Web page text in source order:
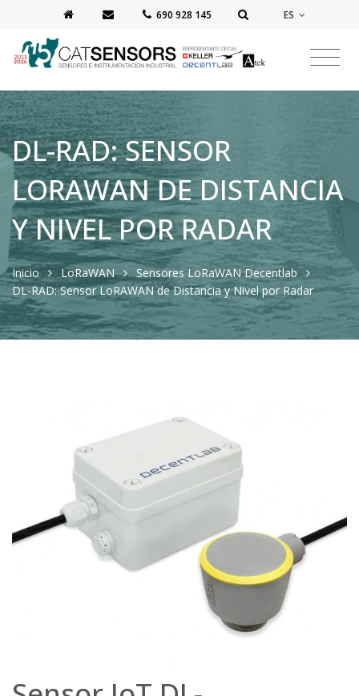
‭690 928 145‬ ES
DL-RAD: SENSOR
LORAWAN DE DISTANCIA
Y NIVEL POR RADAR
Inicio LoRaWAN
Sensores LoRaWAN Decentlab
DL-RAD: Sensor LoRAWAN de Distancia y Nivel por Radar